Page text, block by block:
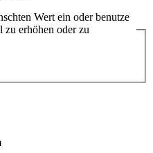
Wert ein oder benutze
erhöhen oder zu